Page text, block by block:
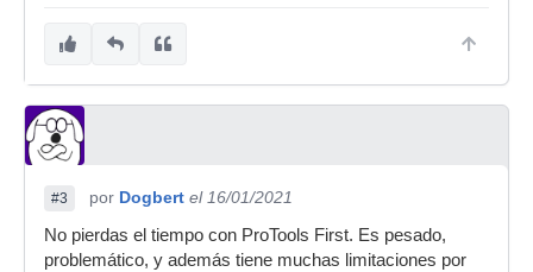
#3 por Dogbert el 16/01/2021
No pierdas el tiempo con ProTools First. Es pesado,
problemático, y además tiene muchas limitaciones por